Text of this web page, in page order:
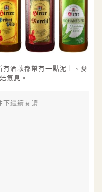
酒款都帶有一點泥土、麥
氣息。
下繼續閱讀